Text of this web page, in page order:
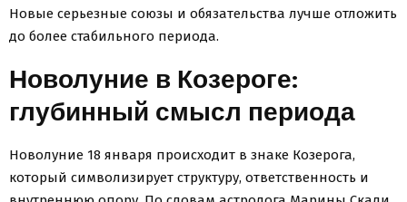
Новые серьезные союзы и обязательства лучше отложить
до более стабильного периода.
Новолуние в Козероге:
глубинный смысл периода
Новолуние 18 января происходит в знаке Козерога,
который символизирует структуру, ответственность и